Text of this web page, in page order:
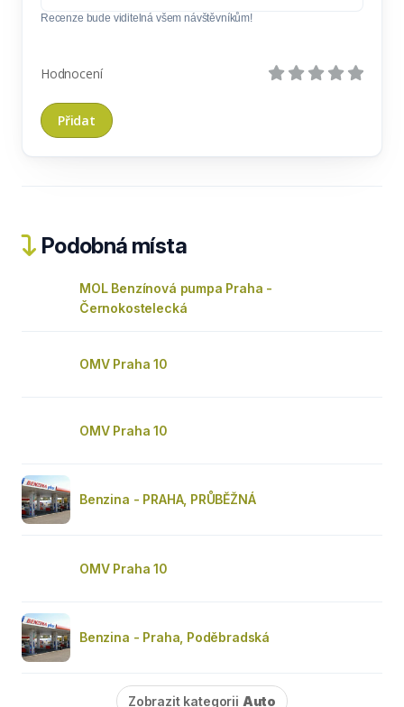
Recenze bude viditelná všem návštěvníkům!
Hodnocení
Podobná místa
MOL Benzínová pumpa Praha -
Černokostelecká
OMV Praha 10
OMV Praha 10
Benzina - PRAHA, PRŮBĚŽNÁ
OMV Praha 10
Benzina - Praha, Poděbradská
Zobrazit kategorii Auto